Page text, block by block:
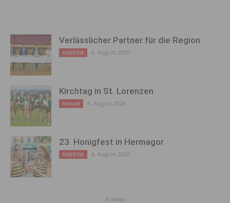
Verlässlicher Partner für die Region
ANZEIGE 6. August 2026
Kirchtag in St. Lorenzen
Aktuell 6. August 2026
23. Honigfest in Hermagor
ANZEIGE 6. August 2026
Anzeige